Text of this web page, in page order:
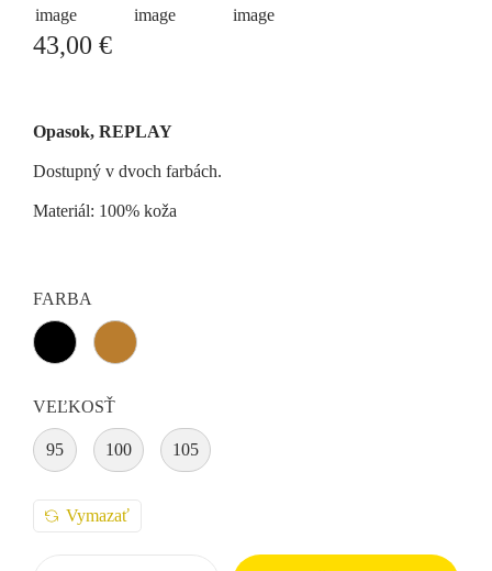
43,00 €
Opasok, REPLAY
Dostupný v dvoch farbách.
Materiál: 100% koža
FARBA
VEĽKOSŤ
95 100 105
Vymazať